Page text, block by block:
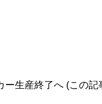
ー生産終了へ (この